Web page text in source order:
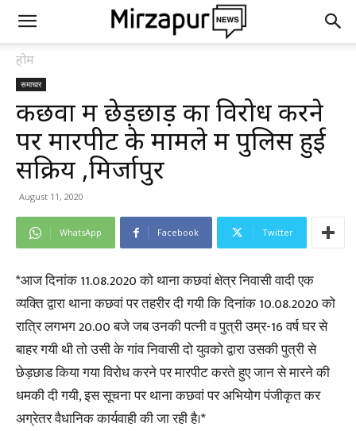
होम
समाचार
कछवा में छेड़छाड़ का विरोध करने
पर मारपीट के मामले में पुलिस हुई
सक्रिय ,मिर्जापुर
August 11, 2020
WhatsApp Facebook Twitter
*आज दिनांक 11.08.2020 को थाना कछवां क्षेत्र निवासी वादी एक
व्यक्ति द्वारा थाना कछवां पर तहरीर दी गयी कि दिनांक 10.08.2020 को
रात्रि लगभग 20.00 बजे जब उनकी पत्नी व पुत्री उम्र-16 वर्ष घर से
बाहर गयी थी तो उसी के गांव निवासी दो युवको द्वारा उसकी पुत्री से
छेड़छाड किया गया विरोध करने पर मारपीट करते हुए जान से मारने की
धमकी दी गयी, इस सूचना पर थाना कछवां पर अभियोग पंजीकृत कर
अग्रेतर वैधानिक कार्यवाही की जा रही है।*